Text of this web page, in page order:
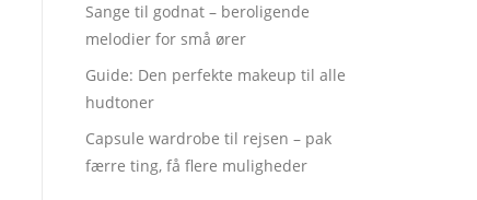
Sange til godnat – beroligende
melodier for små ører
Guide: Den perfekte makeup til alle
hudtoner
Capsule wardrobe til rejsen – pak
færre ting, få flere muligheder